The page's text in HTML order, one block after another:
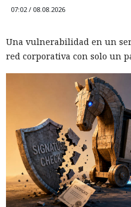
07:02 / 08.08.2026
Una vulnerabilidad en un
red corporativa con solo un